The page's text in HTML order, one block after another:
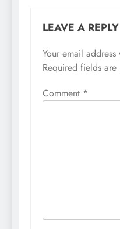
LEAVE A REPLY
Your email
Required fields are
Comment *